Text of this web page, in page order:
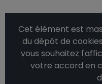
Cet élément est
du dépôt de
vous souhaitez
votre accord en